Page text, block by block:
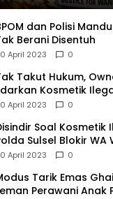
dan Polisi
Berani Disentuh
April 2023 0
Takut Hukum,
Kosmetik
April 2023 0
Soal Kosmetik
Sulsel Blokir WA
April 2023 0
Tarik Emas
Perawani Anak